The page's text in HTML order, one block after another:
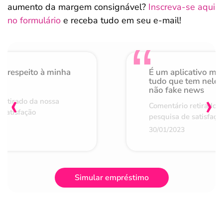
aumento da margem consignável? Inscreva-se aqui
no formulário e receba tudo em seu e-mail!
respeito à minha
da nossa
É um aplicativo
tudo que tem nele
não fake news
Comentário retirado
pesquisa de
30/01/2023
‹ ›
Simular empréstimo